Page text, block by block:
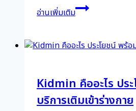
อ่านเพิ่มเติมกิน
วิตามิน
ไง
ดี
ให้
เกิด
Kidmin คืออะไร ปร
บริการเติมเข้าร่างกาย